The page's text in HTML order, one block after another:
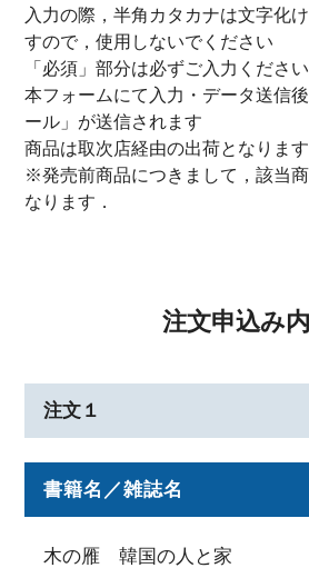
入力の際，半角カタカナは文字化
すので，使用しないでください
「必須」部分は必ずご入力ください
本フォームにて入力・データ送信
ール」が送信されます
商品は取次店経由の出荷となります
※発売前商品につきまして，該当
なります．
注文申込み
注文１
書籍名／雑誌名
木の雁 韓国の人と家